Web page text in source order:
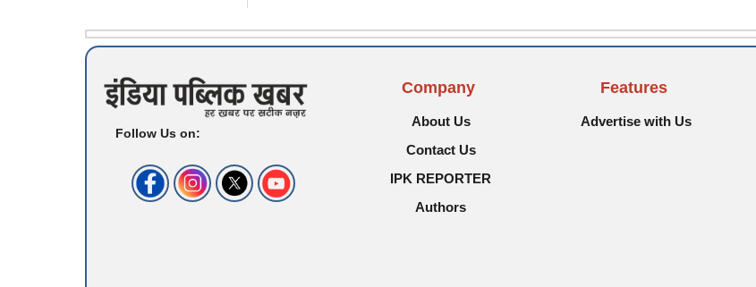
Follow Us on:
Company
About Us
Contact Us
IPK REPORTER
Authors
Features
Advertise with Us